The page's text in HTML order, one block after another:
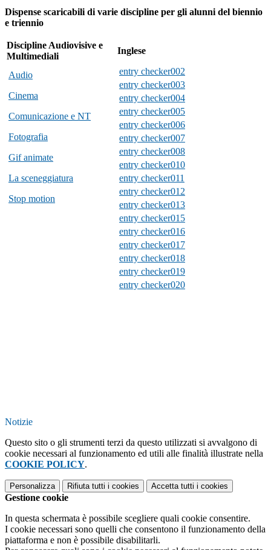
Dispense scaricabili di varie discipline per gli alunni del biennio
e triennio
Discipline Audiovisive e
Multimediali
Inglese
Audio
Cinema
Comunicazione e NT
Fotografia
Gif animate
La sceneggiatura
Stop motion
entry checker002
entry checker003
entry checker004
entry checker005
entry checker006
entry checker007
entry checker008
entry checker010
entry checker011
entry checker012
entry checker013
entry checker015
entry checker016
entry checker017
entry checker018
entry checker019
entry checker020
Notizie
Questo sito o gli strumenti terzi da questo utilizzati si avvalgono di
cookie necessari al funzionamento ed utili alle finalità illustrate nella
COOKIE POLICY.
Personalizza Rifiuta tutti i cookies Accetta tutti i cookies
Gestione cookie
In questa schermata è possibile scegliere quali cookie consentire.
I cookie necessari sono quelli che consentono il funzionamento della
piattaforma e non è possibile disabilitarli.